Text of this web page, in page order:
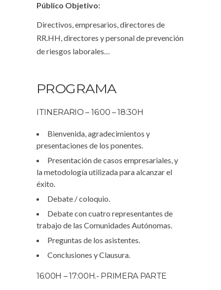
Público Objetivo:
Directivos, empresarios, directores de
RR.HH, directores y personal de prevención
de riesgos laborales…
PROGRAMA
ITINERARIO – 16:00 – 18:30H
Bienvenida, agradecimientos y
presentaciones de los ponentes.
Presentación de casos empresariales, y
la metodología utilizada para alcanzar el
éxito.
Debate / coloquio.
Debate con cuatro representantes de
trabajo de las Comunidades Autónomas.
Preguntas de los asistentes.
Conclusiones y Clausura.
16:00H – 17:00H.- PRIMERA PARTE